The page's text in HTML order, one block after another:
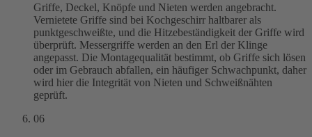
Griffe, Deckel, Knöpfe und Nieten werden angebracht.
Vernietete Griffe sind bei Kochgeschirr haltbarer als
punktgeschweißte, und die Hitzebeständigkeit der Griffe wird
überprüft. Messergriffe werden an den Erl der Klinge
angepasst. Die Montagequalität bestimmt, ob Griffe sich lösen
oder im Gebrauch abfallen, ein häufiger Schwachpunkt, daher
wird hier die Integrität von Nieten und Schweißnähten
geprüft.
06